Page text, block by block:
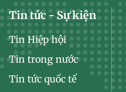
Tin tức - Sự kiện
Tin Hiệp hội
Tin trong nước
Tin tức quốc tế